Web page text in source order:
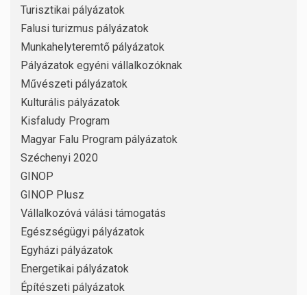
Turisztikai pályázatok
Falusi turizmus pályázatok
Munkahelyteremtő pályázatok
Pályázatok egyéni vállalkozóknak
Művészeti pályázatok
Kulturális pályázatok
Kisfaludy Program
Magyar Falu Program pályázatok
Széchenyi 2020
GINOP
GINOP Plusz
Vállalkozóvá válási támogatás
Egészségügyi pályázatok
Egyházi pályázatok
Energetikai pályázatok
Építészeti pályázatok